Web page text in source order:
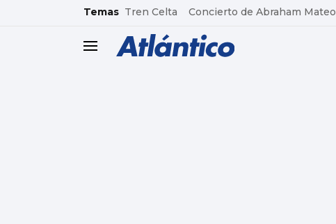
common.go-to-content
Temas Tren Celta Concierto de Abraham Mateo
header.menu.open